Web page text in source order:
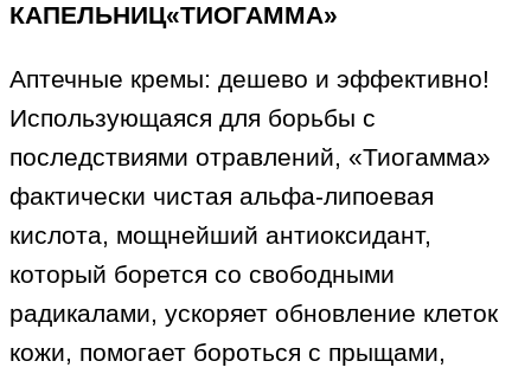
КАПЕЛЬНИЦ«ТИОГАММА»
Аптечные кремы: дешево и эффективно!
Использующаяся для борьбы с
последствиями отравлений, «Тиогамма»
фактически чистая альфа-липоевая
кислота, мощнейший антиоксидант,
который борется со свободными
радикалами, ускоряет обновление клеток
кожи, помогает бороться с прыщами,